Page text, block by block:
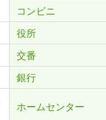
コンビニ
役所
交番
銀行
ホームセンター